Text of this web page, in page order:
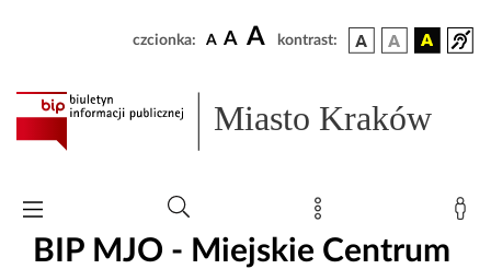
czcionka: A A A kontrast:
Miasto Kraków
BIP MJO - Miejskie Centrum